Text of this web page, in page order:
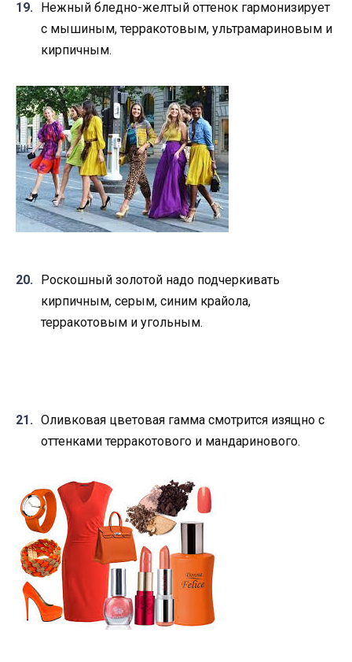
Нежный бледно-желтый оттенок гармонизирует
с мышиным, терракотовым, ультрамариновым и
кирпичным.
Роскошный золотой надо подчеркивать
кирпичным, серым, синим крайола,
терракотовым и угольным.
Оливковая цветовая гамма смотрится изящно с
оттенками терракотового и мандаринового.